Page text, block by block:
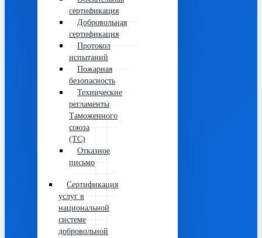
сертификация
Добровольная
сертификация
Протокол
испытаний
Пожарная
безопасность
Технические
регламенты
Таможенного
союза
(ТС)
Отказное
письмо
Сертификация
услуг в
национальной
системе
добровольной